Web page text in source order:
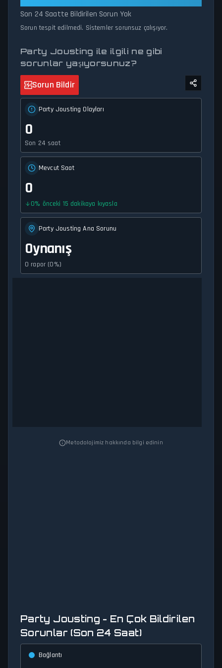
olsun, durum takipçimiz hizmet kullanılabilirliği ve ağ durumu
hakkında doğru, anlık güncellemeler sağlar.
Son 24 Saatte Bildirilen Sorun Yok
Sorun tespit edilmedi. Sistemler sorunsuz çalışıyor.
Party Jousting ile ilgili ne gibi
sorunlar yaşıyorsunuz?
Sorun Bildir
Party Jousting Olayları
0
Son 24 saat
Mevcut Saat
0
0% önceki 15 dakikaya kıyasla
Party Jousting Ana Sorunu
Oynanış
0 rapor (0%)
Metodolojimiz hakkında bilgi edinin
Party Jousting - En Çok Bildirilen
Sorunlar (Son 24 Saat)
Bağlantı